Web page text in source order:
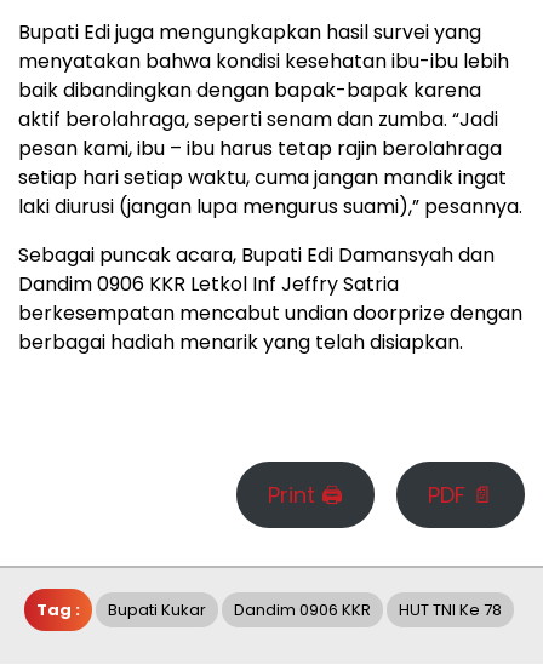
Bupati Edi juga mengungkapkan hasil survei yang
menyatakan bahwa kondisi kesehatan ibu-ibu lebih
baik dibandingkan dengan bapak-bapak karena
aktif berolahraga, seperti senam dan zumba. “Jadi
pesan kami, ibu – ibu harus tetap rajin berolahraga
setiap hari setiap waktu, cuma jangan mandik ingat
laki diurusi (jangan lupa mengurus suami),” pesannya.
Sebagai puncak acara, Bupati Edi Damansyah dan
Dandim 0906 KKR Letkol Inf Jeffry Satria
berkesempatan mencabut undian doorprize dengan
berbagai hadiah menarik yang telah disiapkan.
Print 🖨 PDF 📄
Tag : Bupati Kukar Dandim 0906 KKR HUT TNI Ke 78